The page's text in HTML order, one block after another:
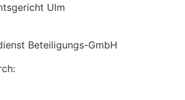
Ulm
Beteiligungs-GmbH